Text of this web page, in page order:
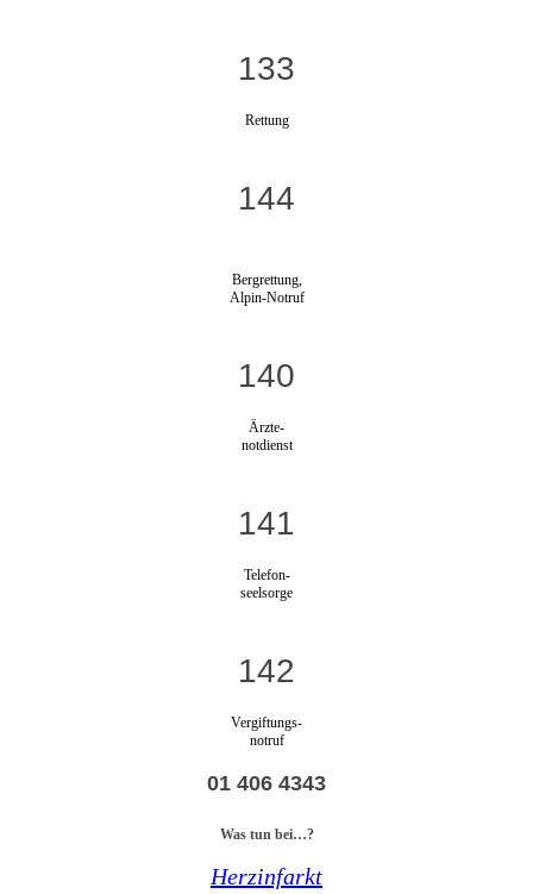
133
Rettung
144
Bergrettung,
Alpin-Notruf
140
Ärzte-
notdienst
141
Telefon-
seelsorge
142
Vergiftungs-
notruf
01 406 4343
Was tun bei…?
Herzinfarkt